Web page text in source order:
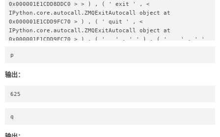
0x000001E1CDD8DDC0 > > ) , ( ' exit ' , <
IPython.core.autocall.ZMQExitAutocall object at
0x000001E1CDD9FC70 > ) , ( ' quit ' , <
IPython.core.autocall.ZMQExitAutocall object at
0x000001E1CDD9FC70 > ) , ( ' _ ' , ' ' ) , ( ' __ ' , ' '
) , ( ' _iii ' , ' ' ) , ( ' _i1 ' , " squaring = lambda x
( 139 ) \nimport dill \ndill.dump_session( ' testing.pkl '
' __main__ ' ) , ( ' __doc__ ' , ' Automatically created
__spec__ ' , None ) , ( ' __builtin__ ' , < module '
p
输出：
625
q